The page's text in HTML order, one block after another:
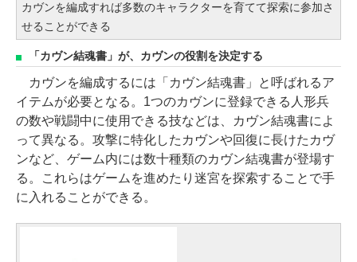
カヴンを編成すれば多数のキャラクターを育てて探索に参加さ
せることができる
「カヴン結魂書」が、カヴンの役割を決定する
カヴンを編成するには「カヴン結魂書」と呼ばれるア
イテムが必要となる。1つのカヴンに登録できる人形兵
の数や戦闘中に使用できる技などは、カヴン結魂書によ
って異なる。攻撃に特化したカヴンや回復に長けたカヴ
ンなど、ゲーム内には数十種類のカヴン結魂書が登場す
る。これらはゲームを進めたり迷宮を探索することで手
に入れることができる。